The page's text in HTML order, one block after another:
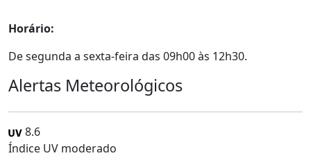
Horário:
De segunda a sexta-feira das 09h00 às 12h30.
Alertas Meteorológicos
8.6
Índice UV moderado